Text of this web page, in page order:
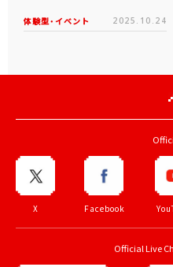
体験型・イベント 2025.10.24
X Facebook
Official Live